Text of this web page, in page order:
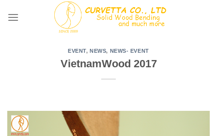
EVENT,NEWS, NEWS- EVENT
VietnamWood 2017